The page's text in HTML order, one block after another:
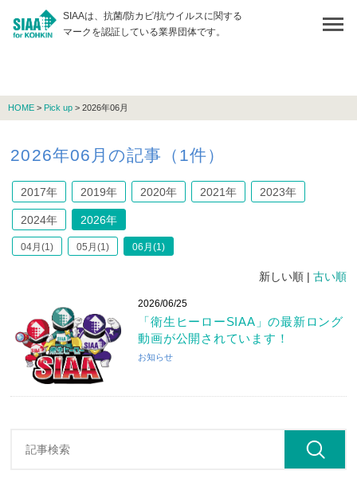
SIAAは、抗菌/防カビ/抗ウイルスに関する
マークを認証している業界団体です。
HOME > Pick up > 2026年06月
2026年06月の記事（1件）
2017年 2019年 2020年 2021年 2023年
2024年 2026年
04月(1) 05月(1) 06月(1)
新しい順 | 古い順
2026/06/25
「衛生ヒーローSIAA」の最新ロング
動画が公開されています！
お知らせ